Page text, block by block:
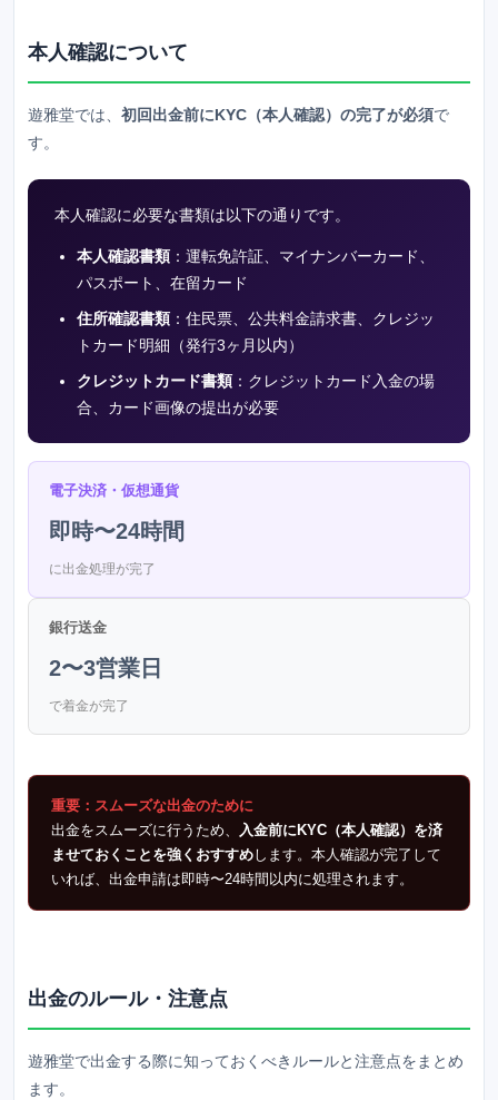
本人確認について
遊雅堂では、 初回出金前にKYC（本人確認）の完了が必須で
す。
本人確認に必要な書類は以下の通りです。
本人確認書類 ：運転免許証、マイナンバーカード、
パスポート、在留カード
住所確認書類 ：住民票、公共料金請求書、クレジッ
トカード明細（発行3ヶ月以内）
クレジットカード書類 ：クレジットカード入金の場
合、カード画像の提出が必要
電子決済・仮想通貨
即時〜24時間
に出金処理が完了
銀行送金
2〜3営業日
で着金が完了
重要：スムーズな出金のために
出金をスムーズに行うため、 入金前にKYC（本人確認）を済
ませておくことを強くおすすめします。本人確認が完了して
いれば、出金申請は即時〜24時間以内に処理されます。
出金のルール・注意点
遊雅堂で出金する際に知っておくべきルールと注意点をまとめ
ます。